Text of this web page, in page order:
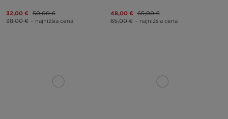
32,00 € 50,00 €
38,00 € – najnižšia cena
48,00 € 65,00 €
65,00 € – najnižšia cena